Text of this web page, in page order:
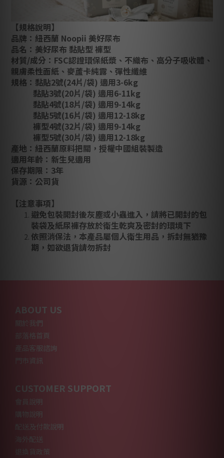
【規格說明】
品牌：紐西蘭 Noopii 美好尿布
品名：美好尿布 黏貼型 褲型
材質/成分：FSC認證環保紙漿、不織布、高分子吸收體、
親膚柔性面紙、麥蘆卡純露、彈性纖維
規格 ： 黏貼2號(24片/袋) 適用3-6kg
黏貼3號(20片/袋) 適用6-11kg
黏貼4號(18片/袋) 適用9-14kg
黏貼5號(16片/袋) 適用12-18kg
褲型4號(32片/袋) 適用9-14kg
褲型5號(30片/袋) 適用12-18kg
產地：紐西蘭原料把關，授權中國組裝製造
適用年齡：新生兒適用
保存期限：3年
貨源：公司貨
【注意事項】
避免包裝開封後灰塵或小蟲進入，請將已開封的包
裝袋及紙尿褲存放於衛生乾爽及密封的環境下
依照消保法，本產品屬個人衛生用品，拆封無猶豫
期，如欲退貨請勿拆封
ABOUT US
關於我們
部落格首頁
產品客服諮詢
門市資訊
CUSTOMER SUPPORT
會員說明
購物說明
配送及付款說明
海外配送
退換貨政策